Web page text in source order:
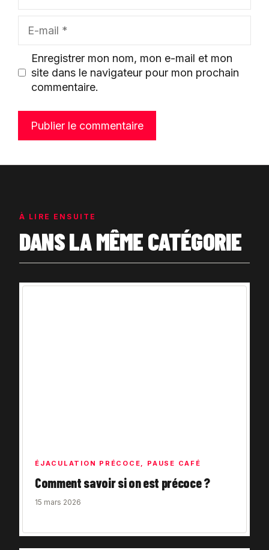
mail
Enregistrer mon nom, mon e-mail et mon
site dans le navigateur pour mon prochain
commentaire.
À LIRE ENSUITE
DANS LA MÊME CATÉGORIE
ÉJACULATION PRÉCOCE, PAUSE CAFÉ
Comment savoir si on est précoce ?
15 mars 2026